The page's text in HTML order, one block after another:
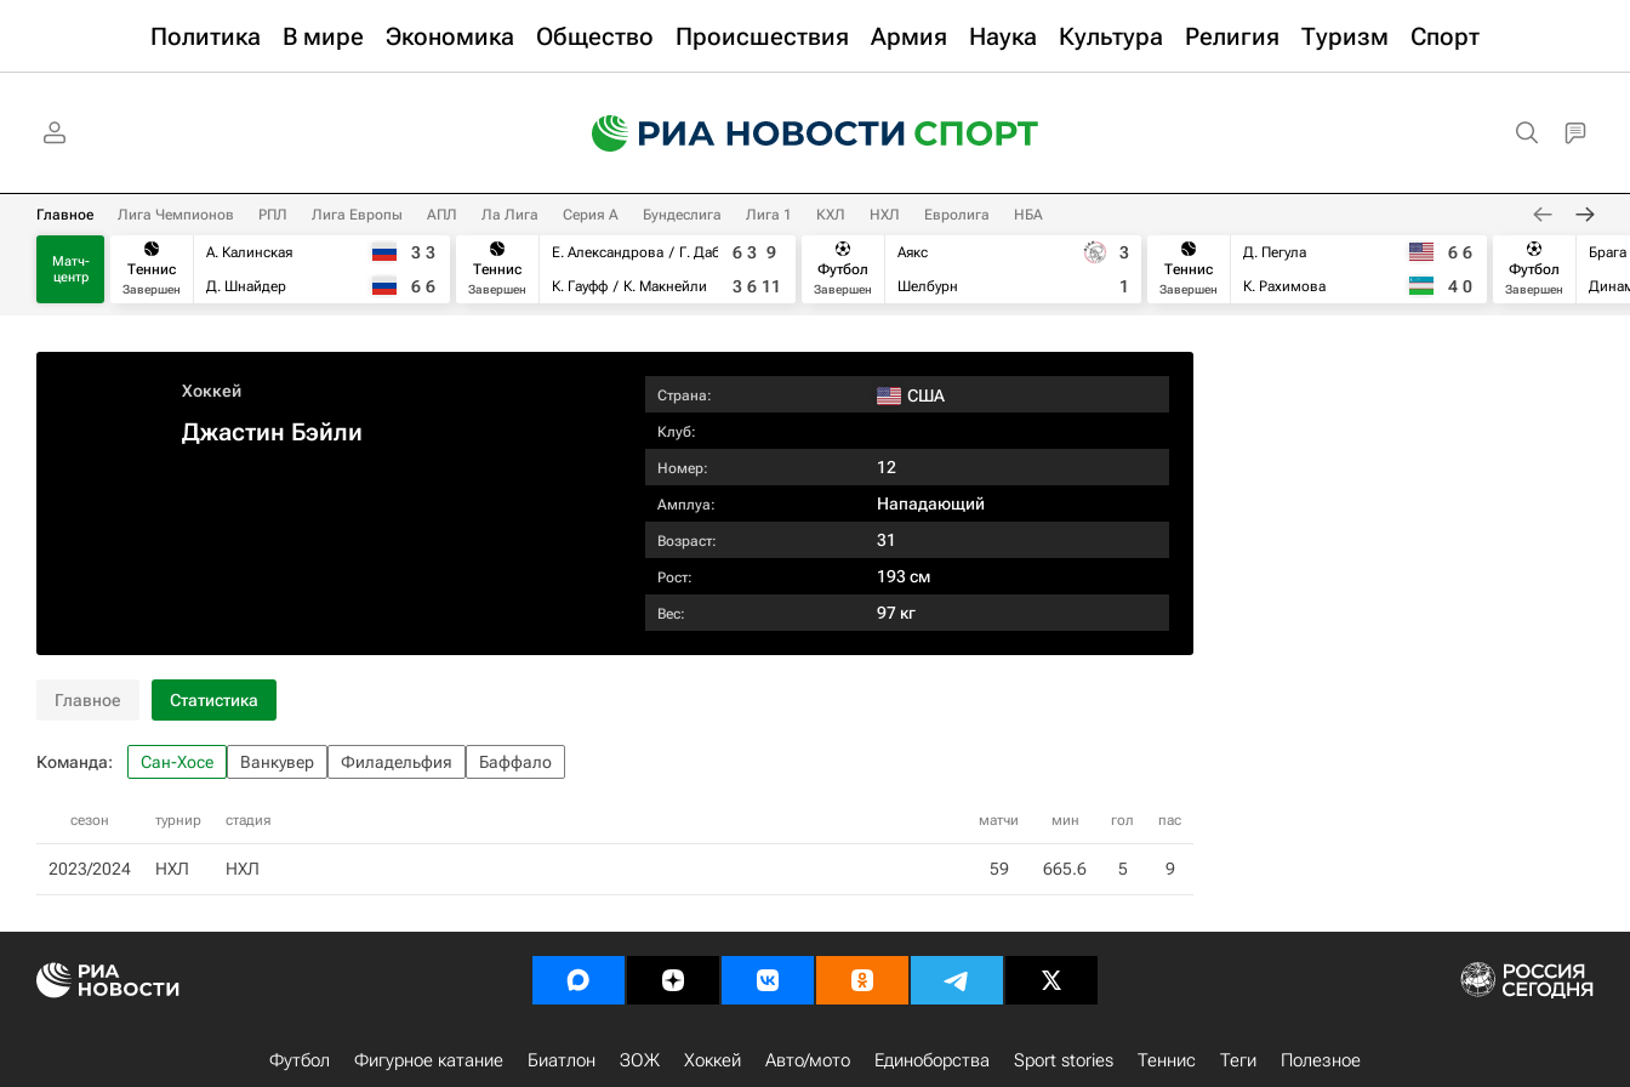
Политика В мире Экономика Общество Происшествия Армия Наука Культура Религия Туризм Спорт
Главное Лига Чемпионов РПЛ Лига Европы АПЛ Ла Лига Серия А Бундеслига Лига 1 КХЛ НХЛ Евролига НБА
Матч-
центр
Теннис
Завершен
А. Калинская
Д. Шнайдер
3 3
6 6
Теннис
Завершен
Е. Александрова
Г. Дабровски
К. Гауфф
К. Макнейли
6 3 9
3 6 11
Футбол
Завершен
Аякс
Шелбурн
3
1
Теннис
Завершен
Д. Пегула
К. Рахимова
6 6
4 0
Футбол
Завершен
Брага
Хоккей
Джастин Бэйли
Страна: США
Клуб:
Номер: 12
Амплуа: Нападающий
Возраст: 31
Рост: 193 см
Вес: 97 кг
Главное Статистика
Команда: Сан-Хосе Ванкувер Филадельфия Баффало
сезон турнир стадия матчи мин гол пас
2023/2024 НХЛ НХЛ 59 665.6 5 9
Футбол Фигурное катание Биатлон ЗОЖ Хоккей Авто/мото Единоборства Sport stories Теннис Теги Полезное